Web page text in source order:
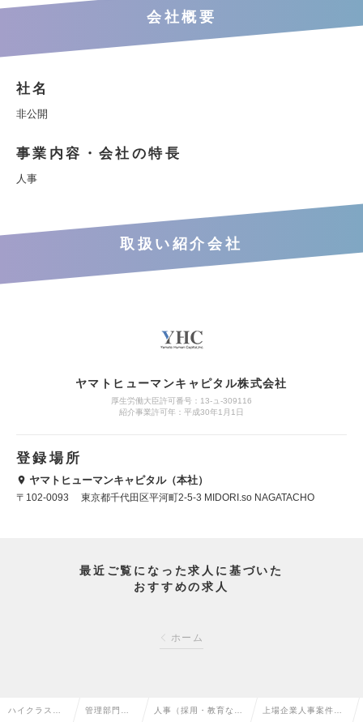
会社概要
社名
非公開
事業内容・会社の特長
人事
取扱い紹介会社
ヤマトヒューマンキャピタル株式会社
厚生労働大臣許可番号：13-ュ-309116
紹介事業許可年：平成30年1月1日
登録場所
ヤマトヒューマンキャピタル（本社）
〒102-0093 東京都千代田区平河町2-5-3 MIDORI.so NAGATACHO
最近ご覧になった求人に基づいた
おすすめの求人
ホーム
ハイクラス求 管理部門系 人事（採用・教育な 上場企業人事案件の